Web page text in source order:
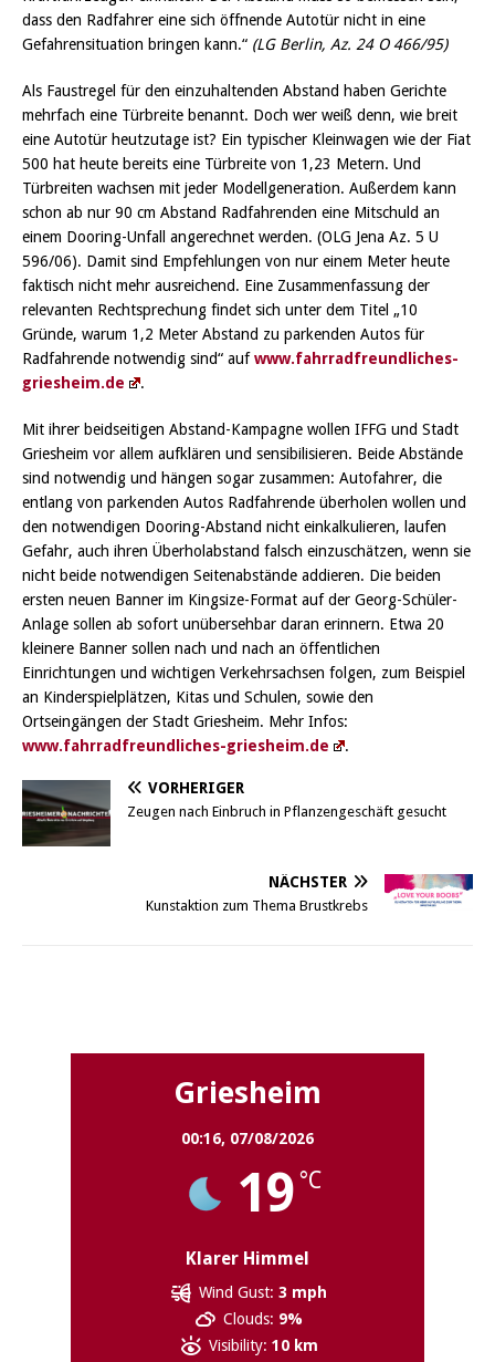
dass den Radfahrer eine sich öffnende Autotür nicht in eine
Gefahrensituation bringen kann.“ (LG Berlin, Az. 24 O 466/95)
Als Faustregel für den einzuhaltenden Abstand haben Gerichte
mehrfach eine Türbreite benannt. Doch wer weiß denn, wie breit
eine Autotür heutzutage ist? Ein typischer Kleinwagen wie der Fiat
500 hat heute bereits eine Türbreite von 1,23 Metern. Und
Türbreiten wachsen mit jeder Modellgeneration. Außerdem kann
schon ab nur 90 cm Abstand Radfahrenden eine Mitschuld an
einem Dooring-Unfall angerechnet werden. (OLG Jena Az. 5 U
596/06). Damit sind Empfehlungen von nur einem Meter heute
faktisch nicht mehr ausreichend. Eine Zusammenfassung der
relevanten Rechtsprechung findet sich unter dem Titel „10
Gründe, warum 1,2 Meter Abstand zu parkenden Autos für
Radfahrende notwendig sind“ aufwww.fahrradfreundliches-
griesheim.de
.
Mit ihrer beidseitigen Abstand-Kampagne wollen IFFG und Stadt
Griesheim vor allem aufklären und sensibilisieren. Beide Abstände
sind notwendig und hängen sogar zusammen: Autofahrer, die
entlang von parkenden Autos Radfahrende überholen wollen und
den notwendigen Dooring-Abstand nicht einkalkulieren, laufen
Gefahr, auch ihren Überholabstand falsch einzuschätzen, wenn sie
nicht beide notwendigen Seitenabstände addieren. Die beiden
ersten neuen Banner im Kingsize-Format auf der Georg-Schüler-
Anlage sollen ab sofort unübersehbar daran erinnern. Etwa 20
kleinere Banner sollen nach und nach an öffentlichen
Einrichtungen und wichtigen Verkehrsachsen folgen, zum Beispiel
an Kinderspielplätzen, Kitas und Schulen, sowie den
Ortseingängen der Stadt Griesheim. Mehr Infos:
www.fahrradfreundliches-griesheim.de
.
VORHERIGER
Zeugen nach Einbruch in Pflanzengeschäft gesucht
NÄCHSTER
Kunstaktion zum Thema Brustkrebs
Griesheim
00:16, 07/08/2026
19 °C
Klarer Himmel
Wind Gust: 3 mph
Clouds: 9%
Visibility: 10 km